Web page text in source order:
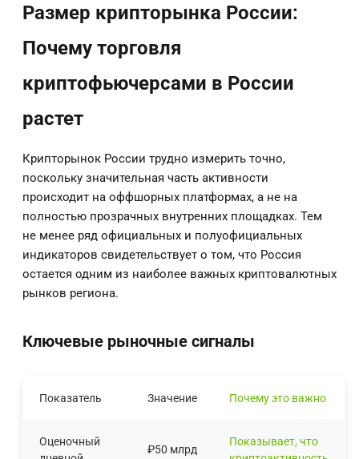
Размер крипторынка России:
Почему торговля
криптофьючерсами в России
растет
Крипторынок России трудно измерить точно,
поскольку значительная часть активности
происходит на оффшорных платформах, а не на
полностью прозрачных внутренних площадках. Тем
не менее ряд официальных и полуофициальных
индикаторов свидетельствует о том, что Россия
остается одним из наиболее важных криптовалютных
рынков региона.
Ключевые рыночные сигналы
Показатель Значение Почему это важно
Оценочный
₽50 млрд
Показывает, что